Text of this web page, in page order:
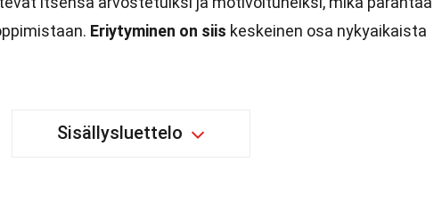
Eriytyminen on siis keskeinen osa nykyaikaista
Sisällysluettelo